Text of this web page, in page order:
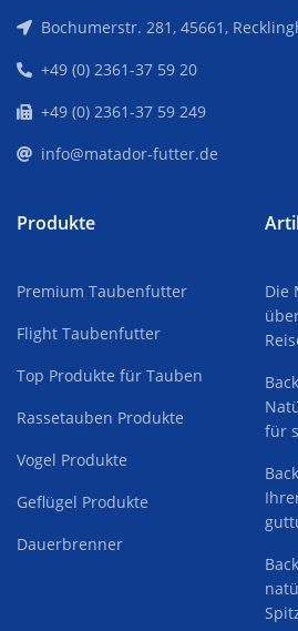
Bochumerstr. 281, 45661,
+49 (0) 2361-37 59 20
+49 (0) 2361-37 59 249
info@matador-futter.de
Produkte
Premium Taubenfutter
Flight Taubenfutter
Top Produkte für Tauben
Rassetauben Produkte
Vogel Produkte
Geflügel Produkte
Dauerbrenner
Die
für